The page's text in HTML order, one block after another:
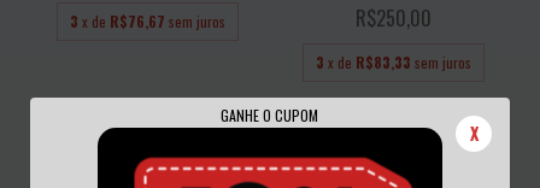
GANHE O CUPOM
X
3 x de R$76,67 sem juros R$250,00
3 x de R$83,33 sem juros